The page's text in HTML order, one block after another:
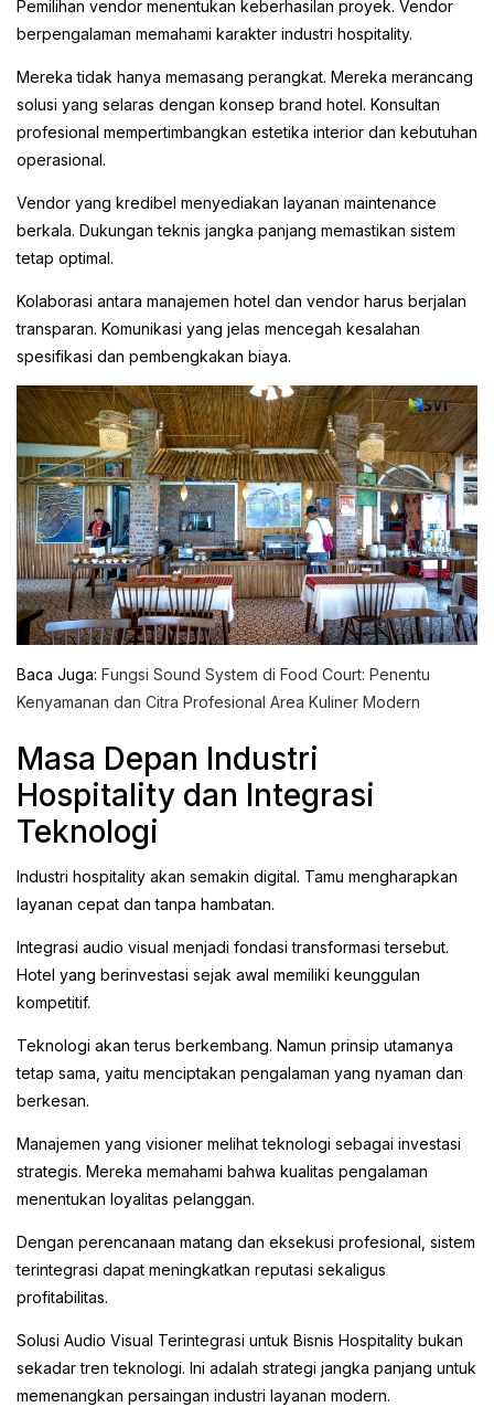
Pemilihan vendor menentukan keberhasilan proyek. Vendor
berpengalaman memahami karakter industri hospitality.
Mereka tidak hanya memasang perangkat. Mereka merancang
solusi yang selaras dengan konsep brand hotel. Konsultan
profesional mempertimbangkan estetika interior dan kebutuhan
operasional.
Vendor yang kredibel menyediakan layanan maintenance
berkala. Dukungan teknis jangka panjang memastikan sistem
tetap optimal.
Kolaborasi antara manajemen hotel dan vendor harus berjalan
transparan. Komunikasi yang jelas mencegah kesalahan
spesifikasi dan pembengkakan biaya.
Baca Juga: Fungsi Sound System di Food Court: Penentu
Kenyamanan dan Citra Profesional Area Kuliner Modern
Masa Depan Industri
Hospitality dan Integrasi
Teknologi
Industri hospitality akan semakin digital. Tamu mengharapkan
layanan cepat dan tanpa hambatan.
Integrasi audio visual menjadi fondasi transformasi tersebut.
Hotel yang berinvestasi sejak awal memiliki keunggulan
kompetitif.
Teknologi akan terus berkembang. Namun prinsip utamanya
tetap sama, yaitu menciptakan pengalaman yang nyaman dan
berkesan.
Manajemen yang visioner melihat teknologi sebagai investasi
strategis. Mereka memahami bahwa kualitas pengalaman
menentukan loyalitas pelanggan.
Dengan perencanaan matang dan eksekusi profesional, sistem
terintegrasi dapat meningkatkan reputasi sekaligus
profitabilitas.
Solusi Audio Visual Terintegrasi untuk Bisnis Hospitality bukan
sekadar tren teknologi. Ini adalah strategi jangka panjang untuk
memenangkan persaingan industri layanan modern.